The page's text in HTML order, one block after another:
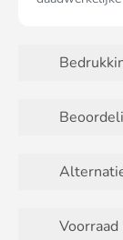
Voorraad